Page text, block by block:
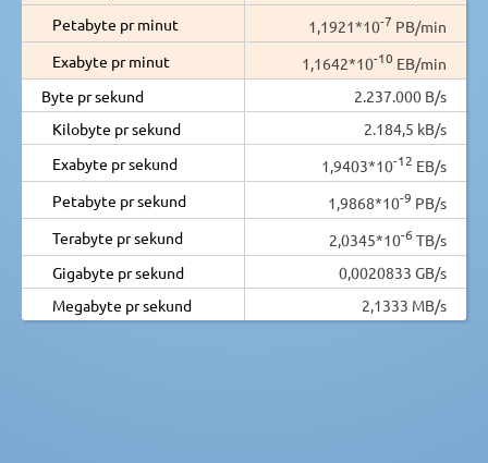
Petabyte pr minut
1,1921*10-7 PB/min
Exabyte pr minut
1,1642*10-10 EB/min
Byte pr sekund
2.237.000 B/s
Kilobyte pr sekund
2.184,5 kB/s
Exabyte pr sekund
1,9403*10-12 EB/s
Petabyte pr sekund
1,9868*10-9 PB/s
Terabyte pr sekund
2,0345*10-6 TB/s
Gigabyte pr sekund
0,0020833 GB/s
Megabyte pr sekund
2,1333 MB/s